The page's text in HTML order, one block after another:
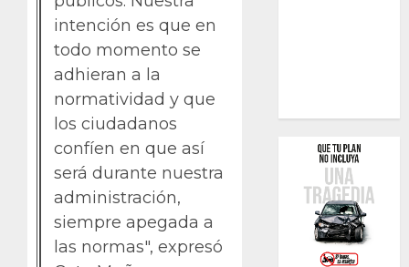
intención es que en
todo momento se
adhieran a la
normatividad y que
los ciudadanos
confíen en que así
será durante nuestra
administración,
siempre apegada a
las normas", expresó